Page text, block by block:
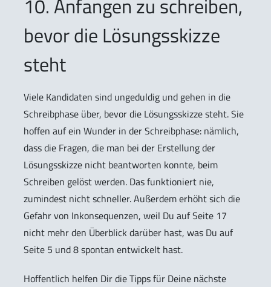
bevor die Lösungsskizze
steht
Viele Kandidaten sind ungeduldig und gehen in die
Schreibphase über, bevor die Lösungsskizze steht. Sie
hoffen auf ein Wunder in der Schreibphase: nämlich,
dass die Fragen, die man bei der Erstellung der
Lösungsskizze nicht beantworten konnte, beim
Schreiben gelöst werden. Das funktioniert nie,
zumindest nicht schneller. Außerdem erhöht sich die
Gefahr von Inkonsequenzen, weil Du auf Seite 17
nicht mehr den Überblick darüber hast, was Du auf
Seite 5 und 8 spontan entwickelt hast.
Hoffentlich helfen Dir die Tipps für Deine nächste